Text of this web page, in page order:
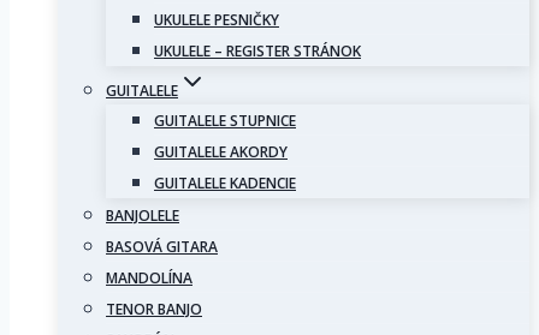
UKULELE PESNIČKY
UKULELE – REGISTER STRÁNOK
GUITALELE
GUITALELE STUPNICE
GUITALELE AKORDY
GUITALELE KADENCIE
BANJOLELE
BASOVÁ GITARA
MANDOLÍNA
TENOR BANJO